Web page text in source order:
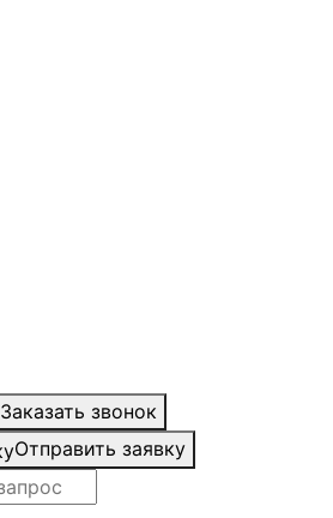
Заказать звонок
Отправить заявку